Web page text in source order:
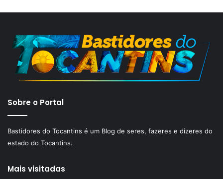
Sobre o Portal
Bastidores do Tocantins é um Blog de seres, fazeres e dizeres do
estado do Tocantins.
Mais visitadas